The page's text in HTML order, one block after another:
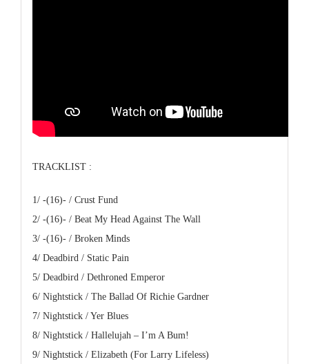
TRACKLIST :
1/ -(16)- / Crust Fund
2/ -(16)- / Beat My Head Against The Wall
3/ -(16)- / Broken Minds
4/ Deadbird / Static Pain
5/ Deadbird / Dethroned Emperor
6/ Nightstick / The Ballad Of Richie Gardner
7/ Nightstick / Yer Blues
8/ Nightstick / Hallelujah – I’m A Bum!
9/ Nightstick / Elizabeth (For Larry Lifeless)